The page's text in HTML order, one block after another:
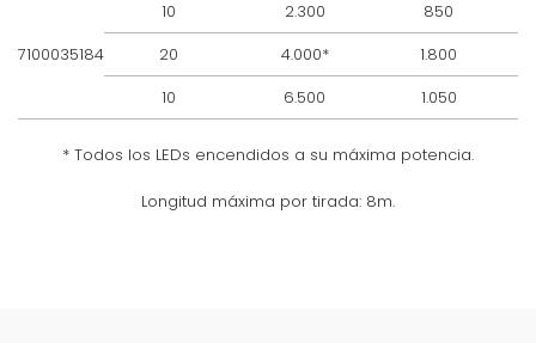
7100035184
10 2.300 850
20
4.000* 1.800
10
6.500 1.050
* Todos los LEDs encendidos a su máxima potencia.
Longitud máxima por tirada: 8m.